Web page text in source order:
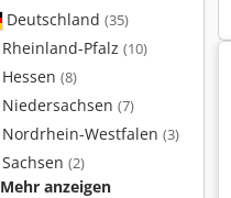
Deutschland (35)
Rheinland-Pfalz (10)
Hessen (8)
Niedersachsen (7)
Nordrhein-Westfalen (3)
Sachsen (2)
Mehr anzeigen